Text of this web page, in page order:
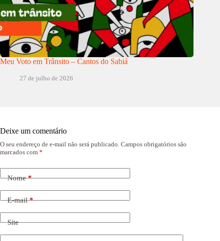
Meu Voto em Trânsito – Cantos do Sabiá
27 de julho de 2026
Deixe um comentário
O seu endereço de e-mail não será publicado. Campos obrigatórios são
marcados com *
Nome*
E-mail*
Site